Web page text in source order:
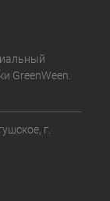
GreenWeen.
г.